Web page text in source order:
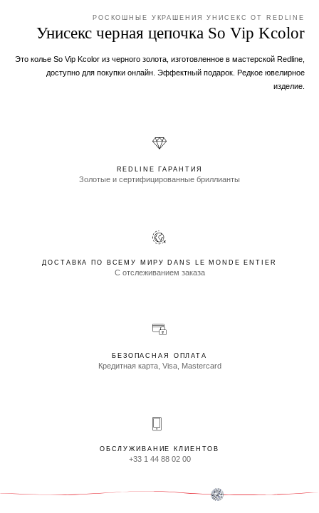
РОСКОШНЫЕ УКРАШЕНИЯ УНИСЕКС ОТ REDLINE
Унисекс черная цепочка So Vip Kcolor
Это колье So Vip Kcolor из черного золота, изготовленное в мастерской Redline,
доступно для покупки онлайн. Эффектный подарок. Редкое ювелирное
изделие.
REDLINE ГАРАНТИЯ
Золотые и сертифицированные бриллианты
ДОСТАВКА ПО ВСЕМУ МИРУ DANS LE MONDE ENTIER
С отслеживанием заказа
БЕЗОПАСНАЯ ОПЛАТА
Кредитная карта, Visa, Mastercard
ОБСЛУЖИВАНИЕ КЛИЕНТОВ
+33 1 44 88 02 00